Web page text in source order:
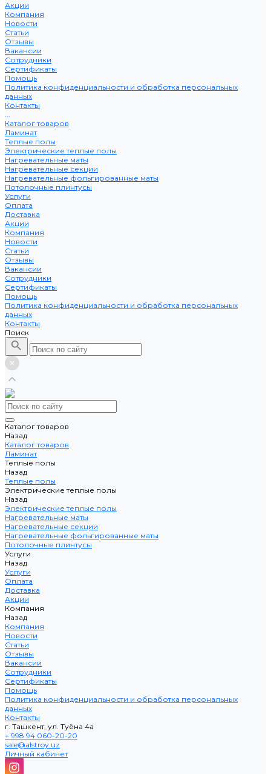
Акции
Компания
Новости
Статьи
Отзывы
Вакансии
Сотрудники
Сертификаты
Помощь
Политика конфиденциальности и обработка персональных
данных
Контакты
...
Каталог товаров
Ламинат
Теплые полы
Электрические теплые полы
Нагревательные маты
Нагревательные секции
Нагревательные фольгированные маты
Потолочные плинтусы
Услуги
Оплата
Доставка
Акции
Компания
Новости
Статьи
Отзывы
Вакансии
Сотрудники
Сертификаты
Помощь
Политика конфиденциальности и обработка персональных
данных
Контакты
Поиск
Каталог товаров
Назад
Каталог товаров
Ламинат
Теплые полы
Назад
Теплые полы
Электрические теплые полы
Назад
Электрические теплые полы
Нагревательные маты
Нагревательные секции
Нагревательные фольгированные маты
Потолочные плинтусы
Услуги
Назад
Услуги
Оплата
Доставка
Акции
Компания
Назад
Компания
Новости
Статьи
Отзывы
Вакансии
Сотрудники
Сертификаты
Помощь
Политика конфиденциальности и обработка персональных
данных
Контакты
г. Ташкент, ул. Туёна 4а
+ 998 94 060-20-20
sale@alstroy.uz
Личный кабинет